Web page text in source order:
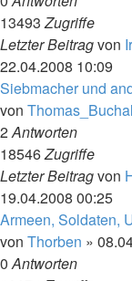
13493Zugriffe
Letzter Beitragvon
22.04.2008 10:09
Siebmacher und
von Thomas_Buchal
2Antworten
18546Zugriffe
Letzter Beitragvon
19.04.2008 00:25
Armeen, Soldaten,
von Thorben »
0Antworten